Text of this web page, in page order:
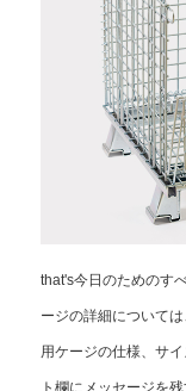
that's今日のためのす
ージの詳細について
用ケージの仕様、サ
ト欄にメッセージを